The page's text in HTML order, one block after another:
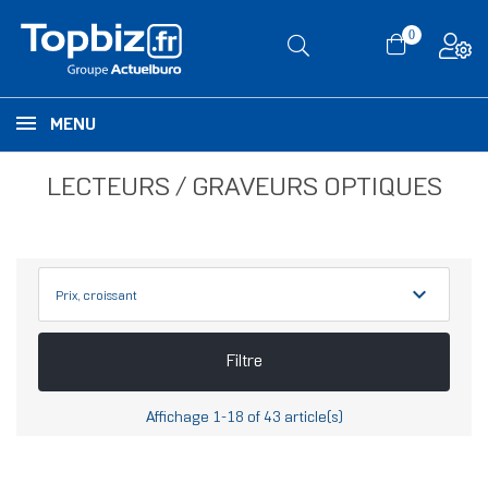
0
MENU
LECTEURS / GRAVEURS OPTIQUES
Prix, croissant expand_more
Filtre
Affichage 1-18 of 43 article(s)